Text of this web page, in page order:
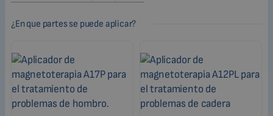
¿En que partes se puede aplicar?